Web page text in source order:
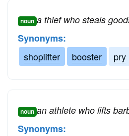
noun a thief who steals
Synonyms:
shoplifter
booster pry
noun an athlete who lifts
Synonyms: